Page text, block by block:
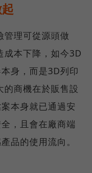
管理可從源頭做
成本下降，如今3D
身，而是3D列印
商機在於販售設
本身就已通過安
，且會在廠商端
品的使用流向。